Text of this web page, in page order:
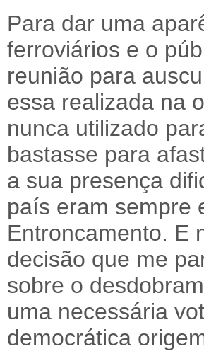
Para dar uma
ferroviários e o
reunião para
essa realizada na
nunca utilizado
bastasse para
a sua presença
país eram sempre
Entroncamento. E
decisão que me
sobre o
uma necessária
democrática